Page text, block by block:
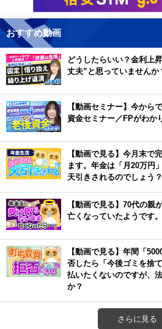
おすすめ動画
どうしたらいい？金利上
丈夫”と思っていませんか
【動画セミナー】今から
資金セミナー／FPがわか
【動画で見る】今月末で
ます。年金は「月20万円
天引きされるのでしょう？
【動画で見る】70代の親
亡くなっていたようです
【動画で見る】年間「
否したら「今後ゴミを捨
払いたくないのですが、
か？
さらに見る